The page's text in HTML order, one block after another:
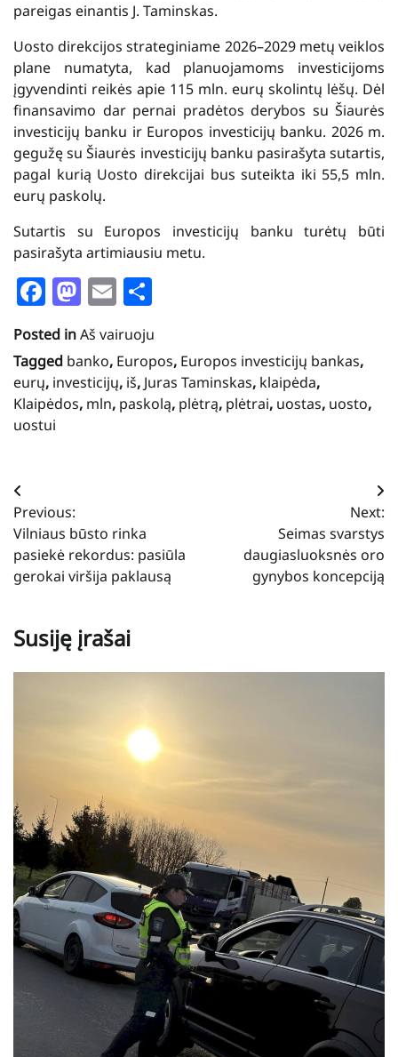
pareigas einantis J. Taminskas.
Uosto direkcijos strateginiame 2026–2029 metų veiklos
plane numatyta, kad planuojamoms investicijoms
įgyvendinti reikės apie 115 mln. eurų skolintų lėšų. Dėl
finansavimo dar pernai pradėtos derybos su Šiaurės
investicijų banku ir Europos investicijų banku. 2026 m.
gegužę su Šiaurės investicijų banku pasirašyta sutartis,
pagal kurią Uosto direkcijai bus suteikta iki 55,5 mln.
eurų paskolų.
Sutartis su Europos investicijų banku turėtų būti
pasirašyta artimiausiu metu.
Facebook
Mastodon
Email
Posted inAš vairuoju
Tagged banko, Europos, Europos investicijų bankas,
eurų, investicijų, iš, Juras Taminskas, klaipėda,
Klaipėdos, mln, paskolą, plėtrą, plėtrai, uostas, uosto,
uostui
Navigacija
tarp
įrašų
Previous:
Vilniaus būsto rinka
pasiekė rekordus: pasiūla
gerokai viršija paklausą
Next:
Seimas svarstys
daugiasluoksnės oro
gynybos koncepciją
Susiję įrašai